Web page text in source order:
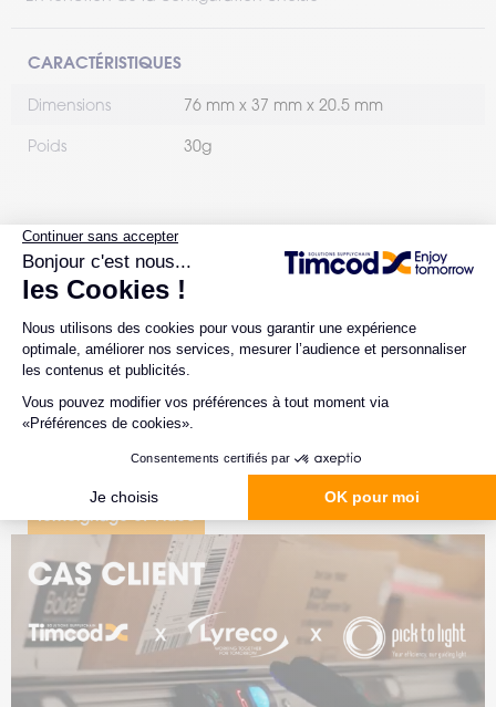
CARACTÉRISTIQUES
Dimensions 76 mm x 37 mm x 20.5 mm
Poids 30g
CAS D’USAGE
Témoignage et Vidéo
#Entrepôt 4.0 #Supply Chain 4.0
07.04.2026
Cas client : Lyreco & Timcod
Découvrez comment Lyreco a amélioré sa préparation
de commandes avec le Pick-to-Light de Timcod : +25 %
de productivité et un picking plus fiable.